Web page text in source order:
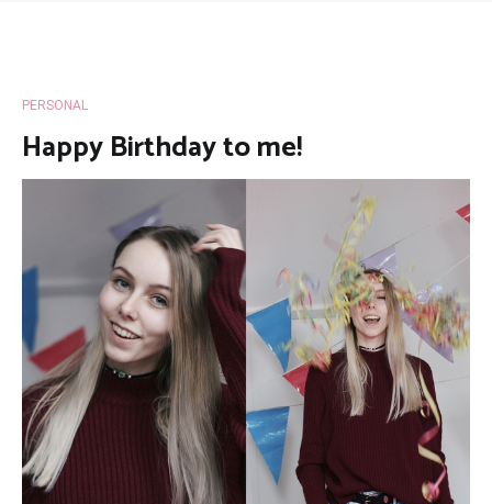
PERSONAL
Happy Birthday to me!